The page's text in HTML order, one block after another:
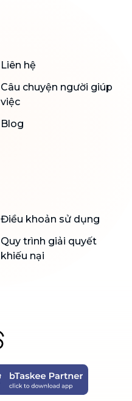
Liên hệ
Câu chuyện người giúp
việc
Blog
Điều khoản sử dụng
Quy trình giải quyết
khiếu nại